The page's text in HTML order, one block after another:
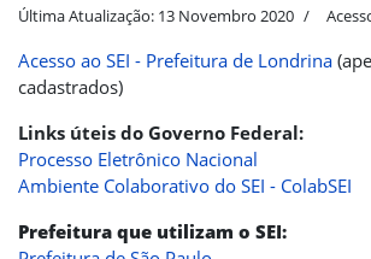
Última Atualização: 13 Novembro 2020
Acesso ao SEI - Prefeitura de Londrina
cadastrados)
Links úteis do Governo Federal:
Processo Eletrônico Nacional
Ambiente Colaborativo do SEI - ColabSEI
Prefeitura que utilizam o SEI: